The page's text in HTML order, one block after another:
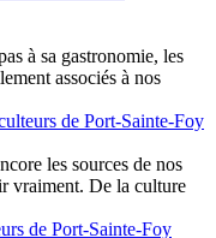
à sa gastronomie, les
associés à nos
les sources de nos
vraiment. De la culture